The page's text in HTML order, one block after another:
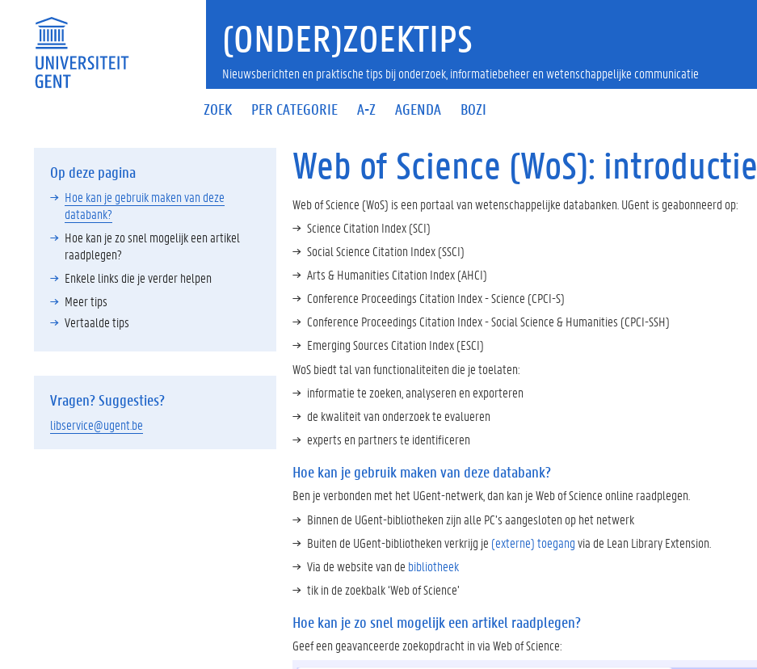
ZOEK PER CATEGORIE A-Z AGENDA BOZI
(ONDER)ZOEKTIPS
Nieuwsberichten en praktische tips bij onderzoek, informatiebeheer en wetenschappelijke communicatie
Op deze pagina
Hoe kan je gebruik maken van deze
databank?
Hoe kan je zo snel mogelijk een artikel
raadplegen?
Enkele links die je verder helpen
Meer tips
Vertaalde tips
Vragen? Suggesties?
libservice@ugent.be
Web of Science (WoS): introductie
Web of Science (WoS) is een portaal van wetenschappelijke databanken. UGent is geabonneerd op:
Science Citation Index (SCI)
Social Science Citation Index (SSCI)
Arts & Humanities Citation Index (AHCI)
Conference Proceedings Citation Index - Science (CPCI-S)
Conference Proceedings Citation Index - Social Science & Humanities (CPCI-SSH)
Emerging Sources Citation Index (ESCI)
WoS biedt tal van functionaliteiten die je toelaten:
informatie te zoeken, analyseren en exporteren
de kwaliteit van onderzoek te evalueren
experts en partners te identificeren
Hoe kan je gebruik maken van deze databank?
Ben je verbonden met het UGent-netwerk, dan kan je Web of Science online raadplegen.
Binnen de UGent-bibliotheken zijn alle PC’s aangesloten op het netwerk
Buiten de UGent-bibliotheken verkrijg je (externe) toegangvia de Lean Library Extension.
Via de website van de bibliotheek
tik in de zoekbalk ‘Web of Science’
Hoe kan je zo snel mogelijk een artikel raadplegen?
Geef een geavanceerde zoekopdracht in via Web of Science: